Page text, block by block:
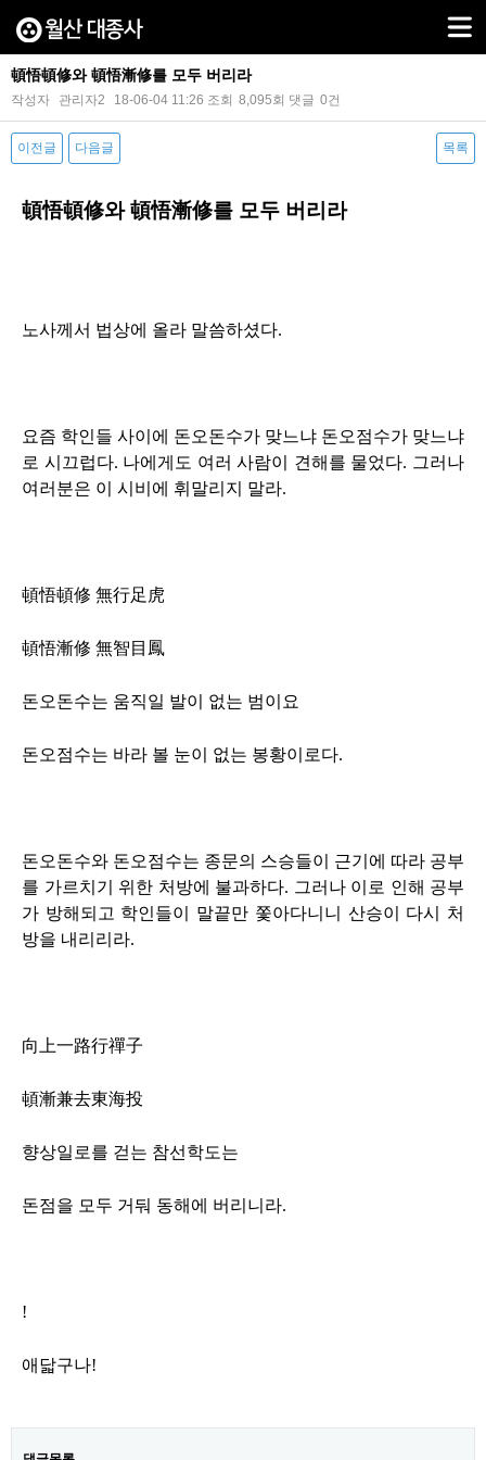
頓悟頓修와 頓悟漸修를 모두 버리라
작성자 관리자2 18-06-04 11:26 조회 8,095회 댓글 0건
이전글 다음글 목록
頓悟頓修와 頓悟漸修를 모두 버리라
노사께서 법상에 올라 말씀하셨다.
요즘 학인들 사이에 돈오돈수가 맞느냐 돈오점수가 맞느냐
로 시끄럽다. 나에게도 여러 사람이 견해를 물었다. 그러나
여러분은 이 시비에 휘말리지 말라.
頓悟頓修 無行足虎
頓悟漸修 無智目鳳
돈오돈수는 움직일 발이 없는 범이요
돈오점수는 바라 볼 눈이 없는 봉황이로다.
돈오돈수와 돈오점수는 종문의 스승들이 근기에 따라 공부
를 가르치기 위한 처방에 불과하다. 그러나 이로 인해 공부
가 방해되고 학인들이 말끝만 쫓아다니니 산승이 다시 처
방을 내리리라.
向上一路行禪子
頓漸兼去東海投
향상일로를 걷는 참선학도는
돈점을 모두 거둬 동해에 버리니라.
!
애닯구나!